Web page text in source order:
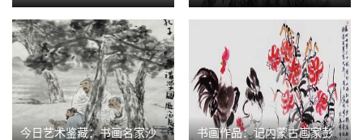
属于经营者的
山水”经典传承
今日艺术鉴藏：书画名家沙
书画作品：记内蒙古画家彭